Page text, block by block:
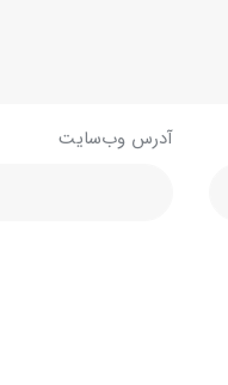
آدرس وب‌سایت